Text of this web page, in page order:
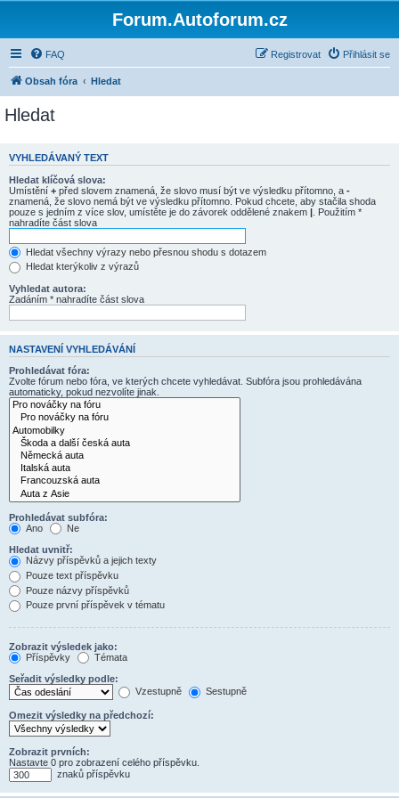
Forum.Autoforum.cz
FAQ Přihlásit se
Registrovat
Obsah fóra Hledat
Hledat
VYHLEDÁVANÝ TEXT
Hledat klíčová slova:
Umístění + před slovem znamená, že slovo musí být ve výsledku přítomno, a -
znamená, že slovo nemá být ve výsledku přítomno. Pokud chcete, aby stačila shoda
pouze s jedním z více slov, umístěte je do závorek oddělené znakem | . Použitím *
nahradíte část slova
Hledat všechny výrazy nebo přesnou shodu s dotazem
Hledat kterýkoliv z výrazů
Vyhledat autora:
Zadáním * nahradíte část slova
NASTAVENÍ VYHLEDÁVÁNÍ
Prohledávat fóra:
Zvolte fórum nebo fóra, ve kterých chcete vyhledávat. Subfóra jsou prohledávána
automaticky, pokud nezvolíte jinak.
Prohledávat subfóra:
Ano
Ne
Hledat uvnitř:
Názvy příspěvků a jejich texty
Pouze text příspěvku
Pouze názvy příspěvků
Pouze první příspěvek v tématu
Zobrazit výsledek jako:
Příspěvky
Témata
Seřadit výsledky podle:
Vzestupně
Sestupně
Omezit výsledky na předchozí:
Zobrazit prvních:
Nastavte 0 pro zobrazení celého příspěvku.
znaků příspěvku